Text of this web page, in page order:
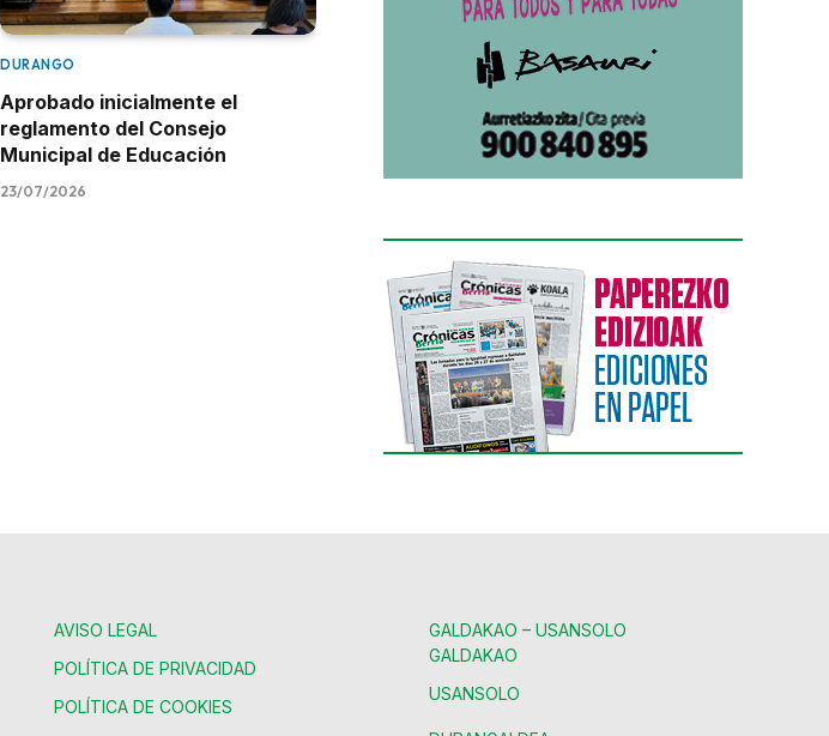
DURANGO
Aprobado inicialmente el
reglamento del Consejo
Municipal de Educación
23/07/2026
AVISO LEGAL
POLÍTICA DE PRIVACIDAD
POLÍTICA DE COOKIES
GALDAKAO – USANSOLO
GALDAKAO
USANSOLO